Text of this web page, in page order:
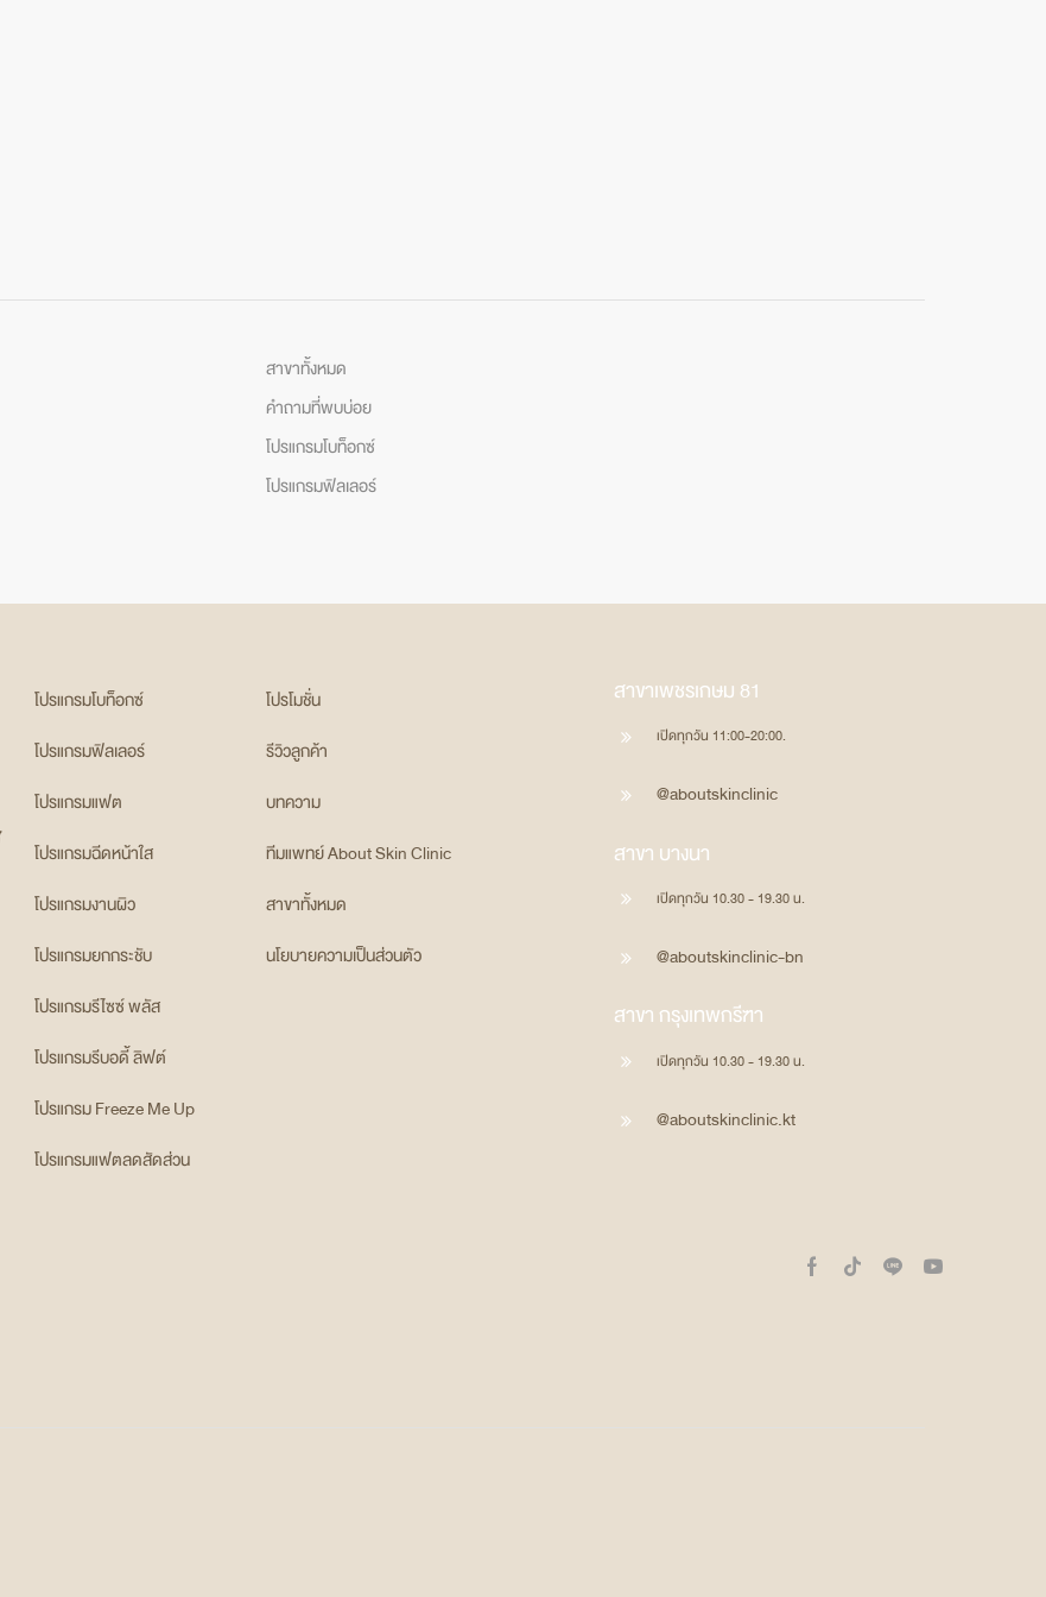
สาขาทั้งหมด
คำถามที่พบบ่อย
โปรแกรมโบท็อกซ์
โปรแกรมฟิลเลอร์
โปรแกรมโบท็อกซ์
โปรแกรมฟิลเลอร์
โปรแกรมแฟต
โปรแกรมฉีดหน้าใส
โปรแกรมงานผิว
โปรแกรมยกกระชับ
โปรแกรมรีไซซ์ พลัส
โปรแกรมรีบอดี้ ลิฟต์
โปรแกรม Freeze Me Up
โปรแกรมแฟตลดสัดส่วน
โปรโมชั่น
รีวิวลูกค้า
บทความ
ทีมแพทย์ About Skin Clinic
สาขาทั้งหมด
นโยบายความเป็นส่วนตัว
สาขาเพชรเกษม 81
เปิดทุกวัน 11:00-20:00.
@aboutskinclinic
สาขา บางนา
เปิดทุกวัน 10.30 - 19.30 น.
@aboutskinclinic-bn
สาขา กรุงเทพกรีฑา
เปิดทุกวัน 10.30 - 19.30 น.
@aboutskinclinic.kt